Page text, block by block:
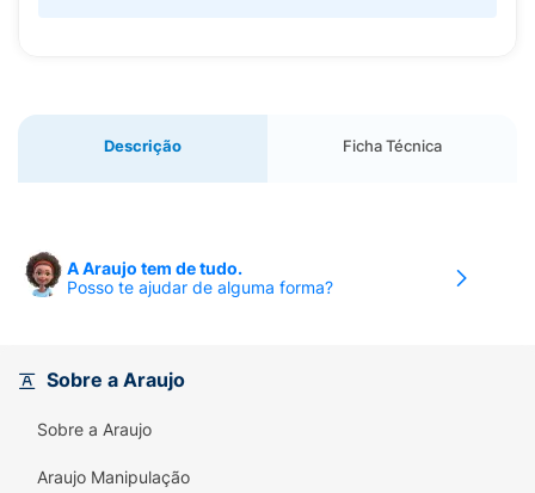
Descrição Ficha Técnica
A Araujo tem de tudo.
Posso te ajudar de alguma forma?
Sobre a Araujo
Sobre a Araujo
Araujo Manipulação